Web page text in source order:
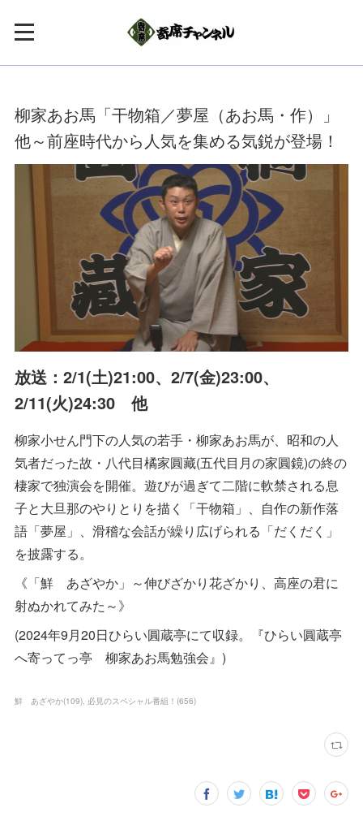
柳家あお馬「干物箱／夢屋（あお馬・作）」
他～前座時代から人気を集める気鋭が登場！
放送：2/1(土)21:00、2/7(金)23:00、
2/11(火)24:30 他
柳家小せん門下の人気の若手・柳家あお馬が、昭和の人
気者だった故・八代目橘家圓藏(五代目月の家圓鏡)の終の
棲家で独演会を開催。遊びが過ぎて二階に軟禁される息
子と大旦那のやりとりを描く「干物箱」、自作の新作落
語「夢屋」、滑稽な会話が繰り広げられる「だくだく」
を披露する。
《「鮮 あざやか」～伸びざかり花ざかり、高座の君に
射ぬかれてみた～》
(2024年9月20日ひらい圓蔵亭にて収録。『ひらい圓蔵亭
へ寄ってっ亭 柳家あお馬勉強会』)
鮮 あざやか(109) 必見のスペシャル番組！ (656)